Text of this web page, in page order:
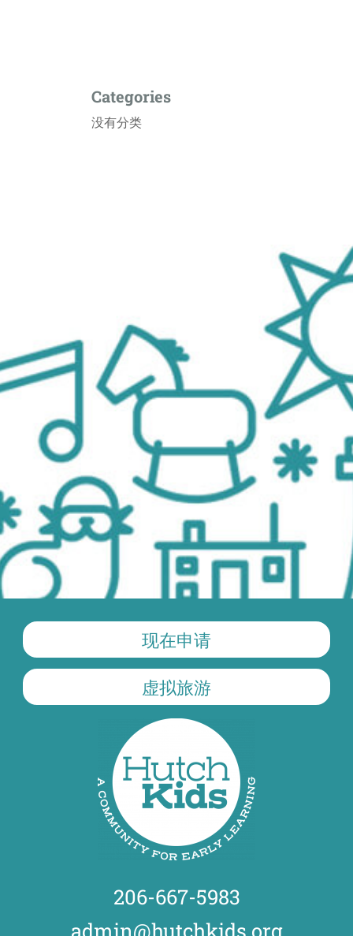
Categories
没有分类
现在申请
虚拟旅游
206-667-5983
admin@hutchkids.org